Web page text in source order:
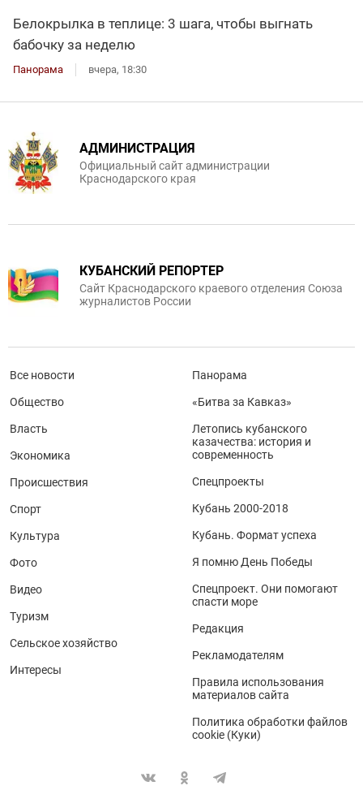
Белокрылка в теплице: 3 шага, чтобы выгнать
бабочку за неделю
Панорама вчера, 18:30
АДМИНИСТРАЦИЯ
Официальный сайт администрации
Краснодарского края
КУБАНСКИЙ РЕПОРТЕР
Сайт Краснодарского краевого отделения Союза
журналистов России
Все новости
Общество
Власть
Экономика
Происшествия
Спорт
Культура
Фото
Видео
Туризм
Сельское хозяйство
Интересы
Панорама
«Битва за Кавказ»
Летопись кубанского
казачества: история и
современность
Спецпроекты
Кубань 2000-2018
Кубань. Формат успеха
Я помню День Победы
Спецпроект. Они помогают
спасти море
Редакция
Рекламодателям
Правила использования
материалов сайта
Политика обработки файлов
cookie (Куки)